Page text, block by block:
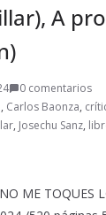
A
0 comentarios
, Carlos Baonza,
, Josechu Sanz,
ME TOQUES